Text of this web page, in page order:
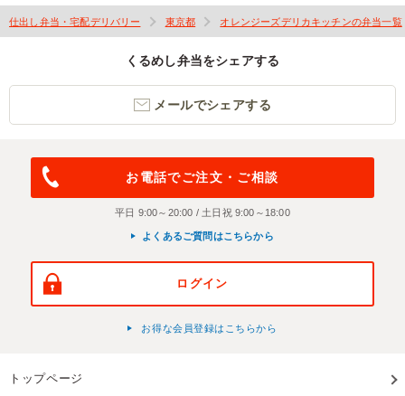
仕出し弁当・宅配デリバリー 東京都 オレンジーズデリカキッチンの弁当一覧
くるめし弁当をシェアする
メールでシェアする
お電話でご注文・ご相談
平日 9:00～20:00 / 土日祝 9:00～18:00
よくあるご質問はこちらから
ログイン
お得な会員登録はこちらから
トップページ